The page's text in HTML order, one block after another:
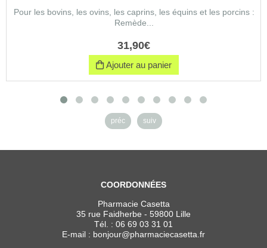
Pour les bovins, les ovins, les caprins, les équins et les porcins :
Remède...
31,90€
Ajouter au panier
préc suiv
COORDONNÉES
Pharmacie Casetta
35 rue Faidherbe - 59800 Lille
Tél. : 06 69 03 31 01
E-mail : bonjour@pharmaciecasetta.fr